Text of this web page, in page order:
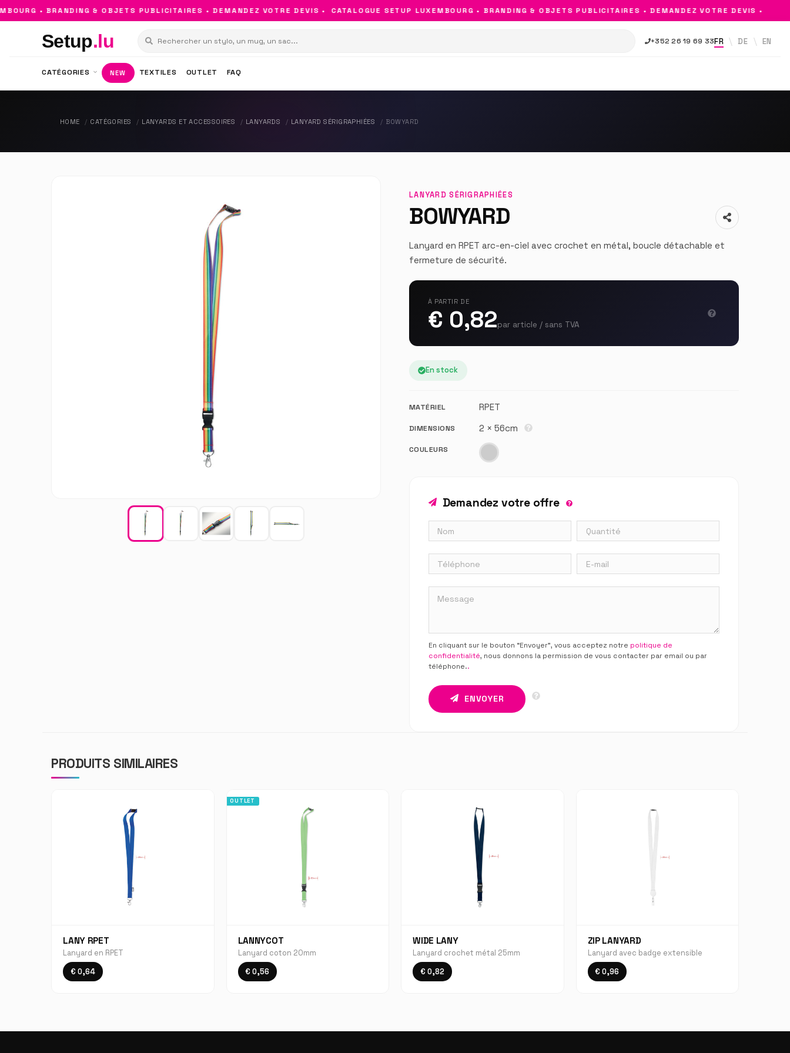
• BRANDING & OBJETS PUBLICITAIRES • DEMANDEZ VOTRE DEVIS • CATALOGUE SETUP LUXEMBOURG • BRANDING & OBJETS PUBLICITAIRES • DEMANDEZ VOTRE DEVIS •
Setup.lu +352 26 19 69 33FR DE EN
CATÉGORIES NEW TEXTILES OUTLET FAQ
HOME CATÉGORIES LANYARDS ET ACCESSOIRES LANYARDS LANYARD SÉRIGRAPHIÉES BOWYARD
LANYARD SÉRIGRAPHIÉES
BOWYARD
Lanyard en RPET arc-en-ciel avec crochet en métal, boucle détachable et
fermeture de sécurité.
À PARTIR DE
€ 0,82par article / sans TVA
En stock
MATÉRIEL RPET
DIMENSIONS 2 × 56cm
COULEURS
Demandez votre offre
En cliquant sur le bouton “Envoyer”, vous acceptez notre politique de
confidentialité, nous donnons la permission de vous contacter par email ou par
téléphone..
ENVOYER
PRODUITS SIMILAIRES
LANY RPET
Lanyard en RPET
€ 0,64
OUTLET
LANNYCOT
Lanyard coton 20mm
€ 0,56
WIDE LANY
Lanyard crochet métal 25mm
€ 0,82
ZIP LANYARD
Lanyard avec badge extensible
€ 0,96